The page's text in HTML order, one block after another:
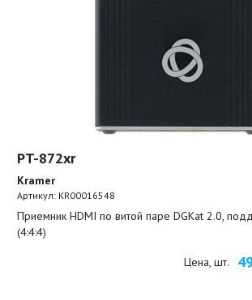
PT-872xr
Kramer
Артикул: KR00016548
Приемник HDMI по витой паре DGKat 2.0,
(4:4:4)
Цена, шт.